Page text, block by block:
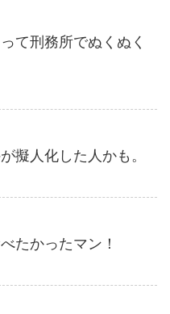
て刑務所でぬくぬく
擬人化した人かも。
たかったマン！